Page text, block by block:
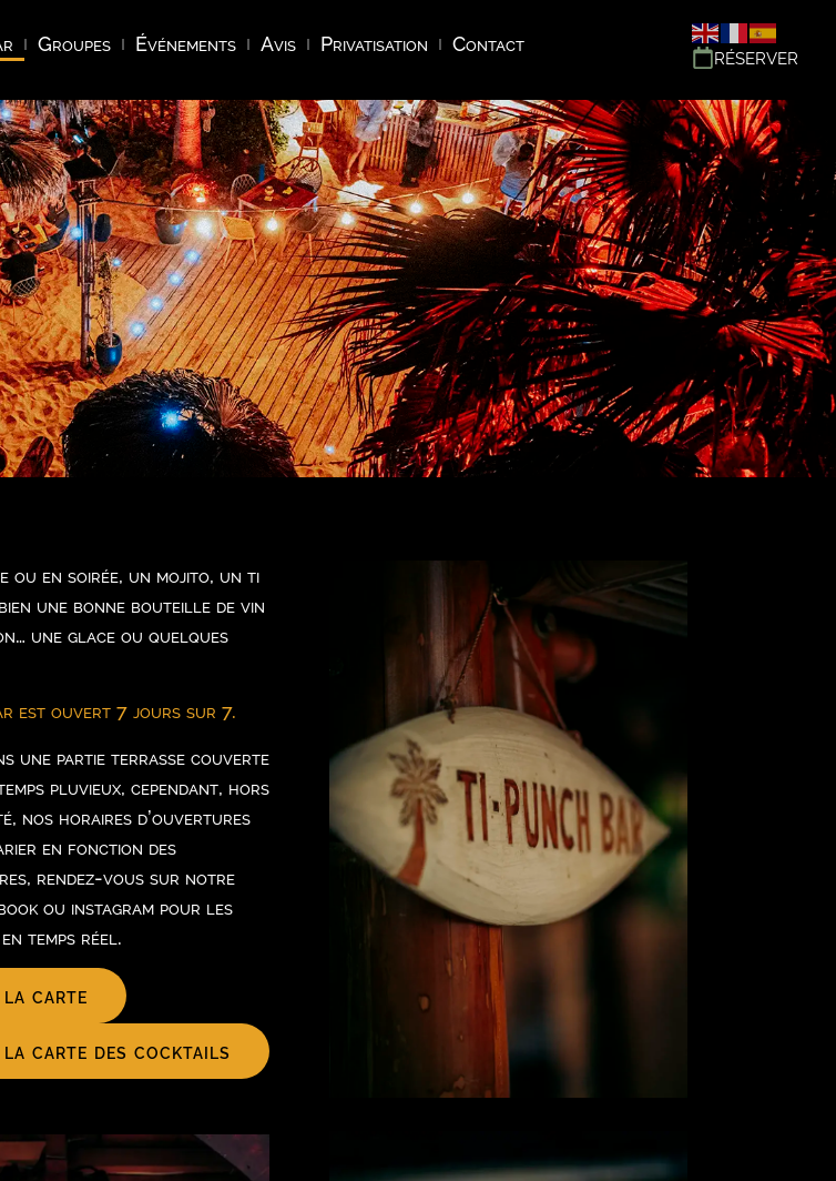
Groupes Événements Avis Privatisation Contact
RÉSERVER
ou en soirée, un mojito, un ti
une bonne bouteille de vin
une glace ou quelques
est ouvert 7 jours sur 7.
une partie terrasse couverte
pluvieux, cependant, hors
nos horaires d’ouvertures
en fonction des
rendez-vous sur notre
ou instagram pour les
temps réel.
carte
carte des cocktails